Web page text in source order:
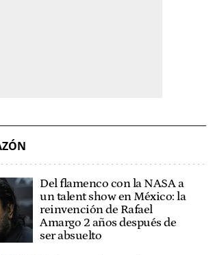
Del flamenco con la NASA a
un talent show en México: la
reinvención de Rafael
Amargo 2 años después de
ser absuelto